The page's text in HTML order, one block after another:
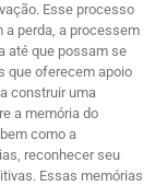
Esse processo
a perda, a processem
até que possam se
que oferecem apoio
construir uma
a memória do
como a
reconhecer seu
Essas memórias